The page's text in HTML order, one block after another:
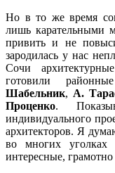
Но в то же время
лишь карательными
привить и не
зародилась у нас
Сочи
готовили
Шабельник, А.
Проценко.
индивидуального
архитекторов. Я
во многих
интересные,